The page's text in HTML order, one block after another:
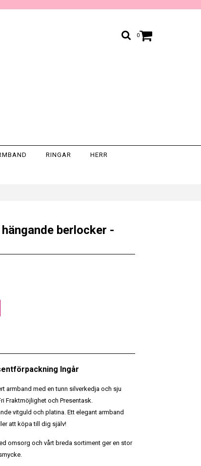
0
RINGAR HERR
berlocker -
Ingår
armband med en tunn silverkedja och sju
Fraktmöjlighet och Presentask.
vitguld och platina. Ett elegant armband
att köpa till dig själv!
omsorg och vårt breda sortiment ger en stor